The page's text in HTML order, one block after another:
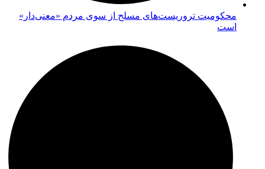
محکومیت تروریست‌های مسلح از سوی مردم «معنی‌دار»
است